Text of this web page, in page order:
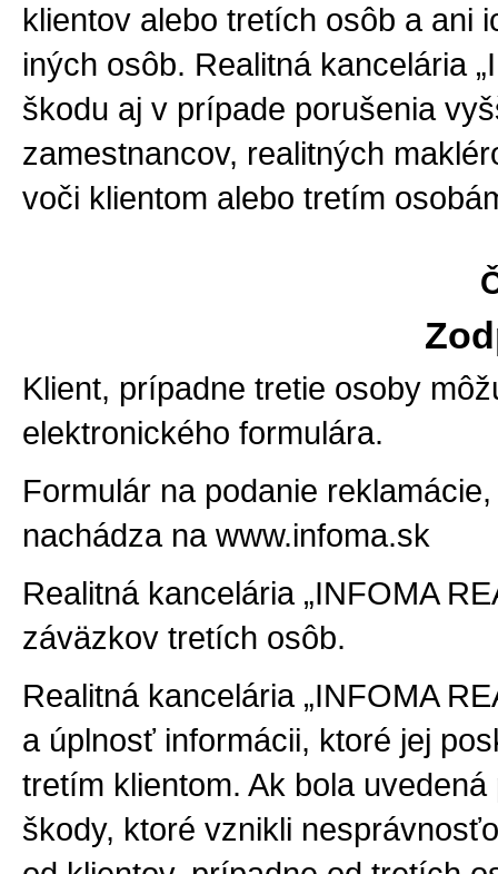
klientov alebo tretích osôb a ani
iných osôb. Realitná kancelária
škodu aj v prípade porušenia
zamestnancov, realitných
voči klientom alebo tretím
Klient, prípadne tretie osoby
elektronického formulára.
Formulár na podanie
nachádza na www.infoma.sk
Realitná kancelária „INFOMA
záväzkov tretích osôb.
Realitná kancelária „INFOMA
a úplnosť informácii, ktoré jej
tretím klientom. Ak bola
škody, ktoré vznikli